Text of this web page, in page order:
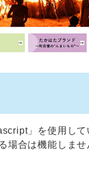
」を使用し
場合は機能しま